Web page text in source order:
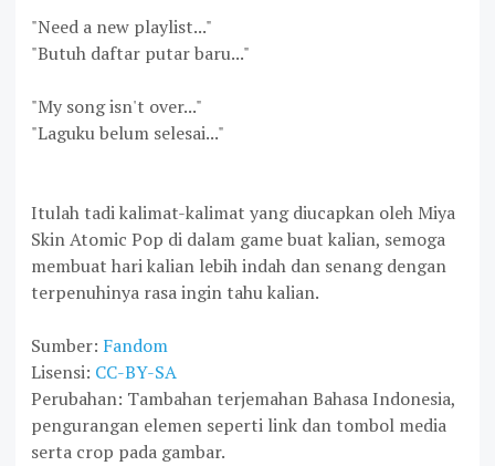
"Need a new playlist..."
"Butuh daftar putar baru..."
"My song isn't over..."
"Laguku belum selesai..."
Itulah tadi kalimat-kalimat yang diucapkan oleh Miya
Skin Atomic Pop di dalam game buat kalian, semoga
membuat hari kalian lebih indah dan senang dengan
terpenuhinya rasa ingin tahu kalian.
Sumber: Fandom
Lisensi: CC-BY-SA
Perubahan: Tambahan terjemahan Bahasa Indonesia,
pengurangan elemen seperti link dan tombol media
serta crop pada gambar.